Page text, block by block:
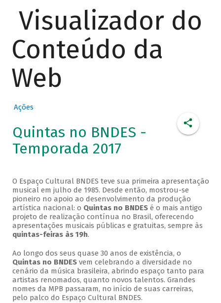
Visualizador do
Conteúdo da
Web
Ações
Quintas no BNDES -
Temporada 2017
O Espaço Cultural BNDES teve sua primeira apresentação
musical em julho de 1985. Desde então, mostrou-se
pioneiro no apoio ao desenvolvimento da produção
artística nacional: o Quintas no BNDESé o mais antigo
projeto de realização contínua no Brasil, oferecendo
apresentações musicais públicas e gratuitas, sempre às
quintas-feiras às 19h.
Ao longo dos seus quase 30 anos de existência, o
Quintas no BNDESvem celebrando a diversidade no
cenário da música brasileira, abrindo espaço tanto para
artistas renomados, quanto novos talentos. Grandes
nomes da MPB passaram, no início de suas carreiras,
pelo palco do Espaço Cultural BNDES.